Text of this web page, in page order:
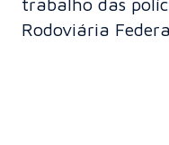
Rodoviária